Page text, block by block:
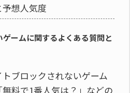
想人気度
ームに関するよくある質問と
トブロックされないゲーム
料で1番人気は？」などの